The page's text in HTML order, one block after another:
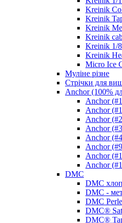
Kreinik
Kreinik
Kreinik
Kreinik
Kreinik 1/
Kreinik
Micro Ice
Муліне різне
Стрічки для
Anchor (100%
Anchor
Anchor
Anchor
Anchor
Anchor
Anchor
Anchor
Anchor
DMC
DMC
DMC -
DMC
DMC®
DMC®